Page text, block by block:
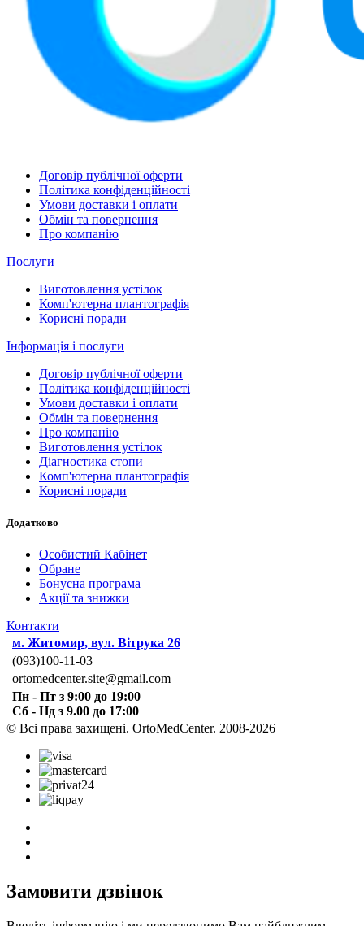
Договір публічної оферти
Політика конфіденційності
Умови доставки і оплати
Обмін та повернення
Про компанію
Послуги
Виготовлення устілок
Комп'ютерна плантографія
Корисні поради
Інформація і послуги
Договір публічної оферти
Політика конфіденційності
Умови доставки і оплати
Обмін та повернення
Про компанію
Виготовлення устілок
Діагностика стопи
Комп'ютерна плантографія
Корисні поради
Додатково
Особистий Кабінет
Обране
Бонусна програма
Акції та знижки
Контакти
м. Житомир, вул. Вітрука 26
(093)100-11-03
ortomedcenter.site@gmail.com
Пн - Пт з 9:00 до 19:00
Сб - Нд з 9.00 до 17:00
© Всі права захищені. OrtoMedCenter. 2008-2026
Замовити дзвінок